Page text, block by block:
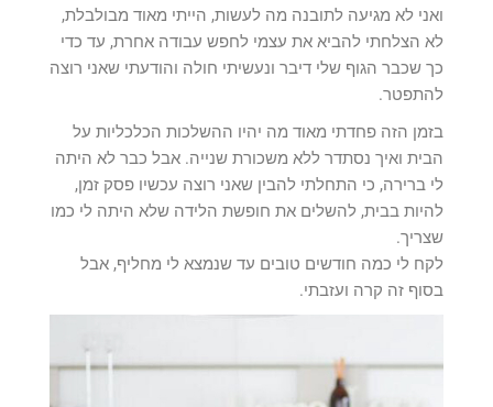
ואני לא מגיעה לתובנה מה לעשות, הייתי מאוד מבולבלת,
לא הצלחתי להביא את עצמי לחפש עבודה אחרת, עד כדי
כך שכבר הגוף שלי דיבר ונעשיתי חולה והודעתי שאני רוצה
להתפטר.
בזמן הזה פחדתי מאוד מה יהיו ההשלכות הכלכליות על
הבית ואיך נסתדר ללא משכורת שנייה. אבל כבר לא היתה
לי ברירה, כי התחלתי להבין שאני רוצה עכשיו פסק זמן,
להיות בבית, להשלים את חופשת הלידה שלא היתה לי כמו
שצריך.
לקח לי כמה חודשים טובים עד שנמצא לי מחליף, אבל
בסוף זה קרה ועזבתי.